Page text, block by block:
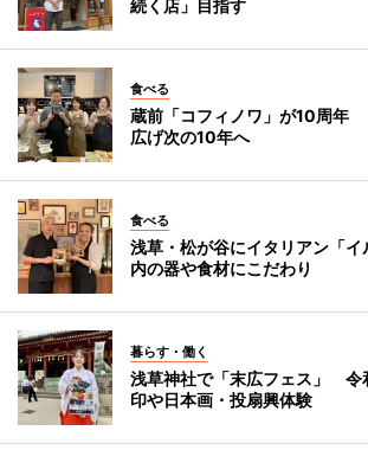
続く店」目指す
食べる
蔵前「コフィノワ」が10周年
広げ次の10年へ
食べる
浅草・松が谷にイタリアン「
内の器や食材にこだわり
暮らす・働く
浅草神社で「末広フェス」 令
印や日本画・投扇興体験